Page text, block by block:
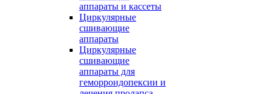
аппараты и кассеты
Циркулярные
сшивающие
аппараты
Циркулярные
сшивающие
аппараты для
геморроидопексии и